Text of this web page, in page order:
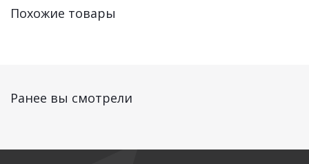
Похожие товары
Ранее вы смотрели